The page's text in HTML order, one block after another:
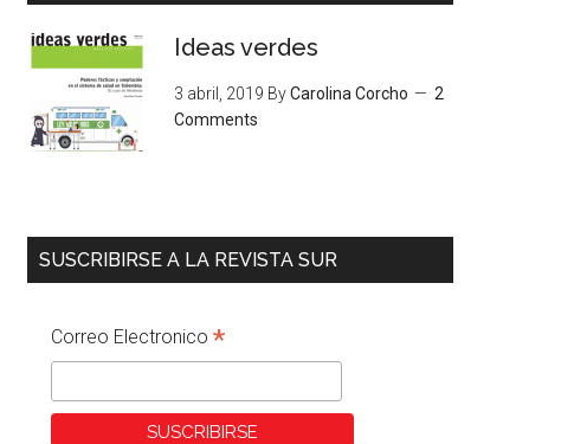
Ideas verdes
3 abril, 2019 ByCarolina Corcho
2
Comments
SUSCRIBIRSE A LA REVISTA SUR
Correo Electronico *